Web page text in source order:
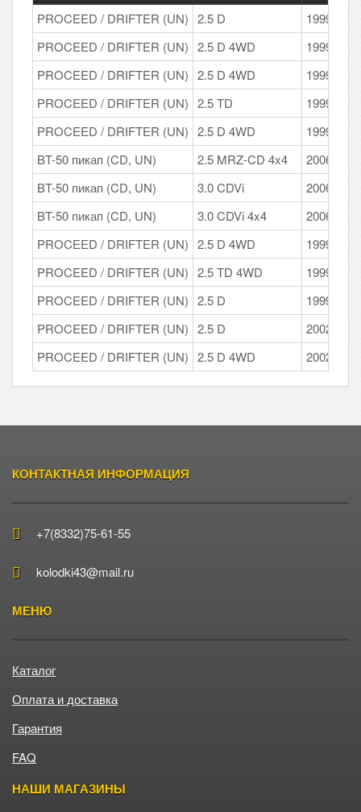
PROCEED / DRIFTER (UN) 2.5 D
1999 -
PROCEED / DRIFTER (UN) 2.5 D 4WD
1999 -
PROCEED / DRIFTER (UN) 2.5 D 4WD
1999 -
PROCEED / DRIFTER (UN) 2.5 TD
1999 -
PROCEED / DRIFTER (UN) 2.5 D 4WD
1999 -
BT-50 пикап (CD, UN)
2.5 MRZ-CD 4x4
2006 -
BT-50 пикап (CD, UN)
3.0 CDVi
2006 -
BT-50 пикап (CD, UN)
3.0 CDVi 4x4
2006 -
PROCEED / DRIFTER (UN) 2.5 D 4WD
1999 -
PROCEED / DRIFTER (UN) 2.5 TD 4WD
1999 -
PROCEED / DRIFTER (UN) 2.5 D
1999 -
PROCEED / DRIFTER (UN) 2.5 D
2002 -
PROCEED / DRIFTER (UN) 2.5 D 4WD 2002 -
КОНТАКТНАЯ ИНФОРМАЦИЯ
+7(8332)75-61-55
kolodki43@mail.ru
МЕНЮ
Каталог
Оплата и доставка
Гарантия
FAQ
НАШИ МАГАЗИНЫ